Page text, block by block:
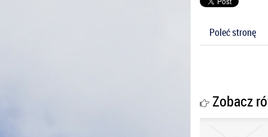
Poleć stronę
Zobacz